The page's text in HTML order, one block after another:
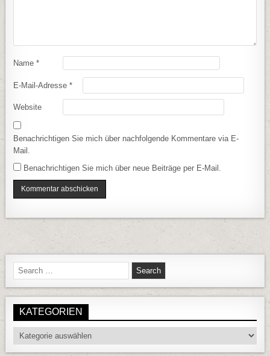
Name*
E-Mail-Adresse*
Website
Benachrichtigen Sie mich über nachfolgende Kommentare via E-
Mail.
Benachrichtigen Sie mich über neue Beiträge per E-Mail.
Search for:
KATEGORIEN
Kategorien